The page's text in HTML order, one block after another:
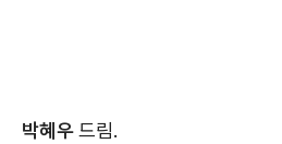
박혜우드림.